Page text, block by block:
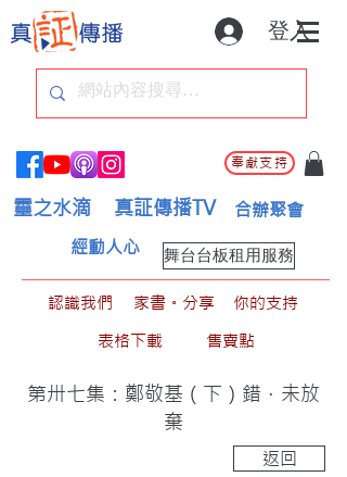
登入
奉獻支持
靈之水滴 真証傳播TV 合辦聚會
舞台台板租用服務
經動人心
認識我們 家書。分享
你的支持
表格下載
售賣點
第卅七集：鄭敬基（下）錯．未放
棄
返回